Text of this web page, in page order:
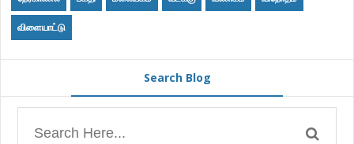
விளையாட்டு
Search Blog